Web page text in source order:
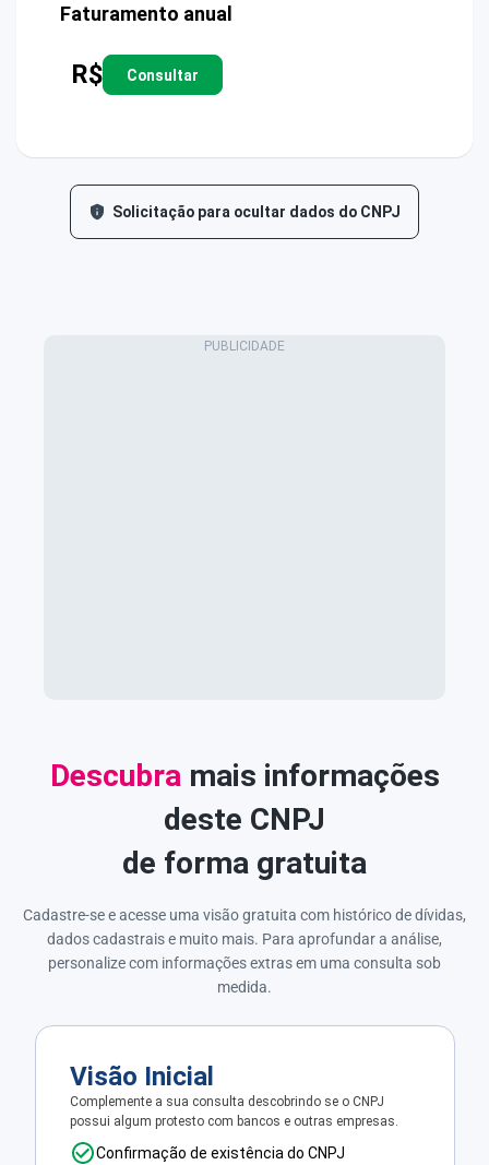
Faturamento anual
R$ Consultar
Solicitação para ocultar dados do CNPJ
Descubramais informações
deste CNPJ
de forma gratuita
Cadastre-se e acesse uma visão gratuita com histórico de dívidas,
dados cadastrais e muito mais. Para aprofundar a análise,
personalize com informações extras em uma consulta sob
medida.
Visão Inicial
Complemente a sua consulta descobrindo se o CNPJ
possui algum protesto com bancos e outras empresas.
Confirmação de existência do CNPJ